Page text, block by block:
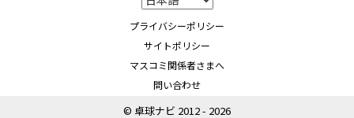
プライバシーポリシー
サイトポリシー
マスコミ関係者さまへ
問い合わせ
© 卓球ナビ 2012 - 2026